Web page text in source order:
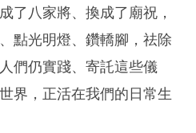
了八家將、換成了廟祝，
點光明燈、鑽轎腳，祛除
們仍實踐、寄託這些儀
界，正活在我們的日常生